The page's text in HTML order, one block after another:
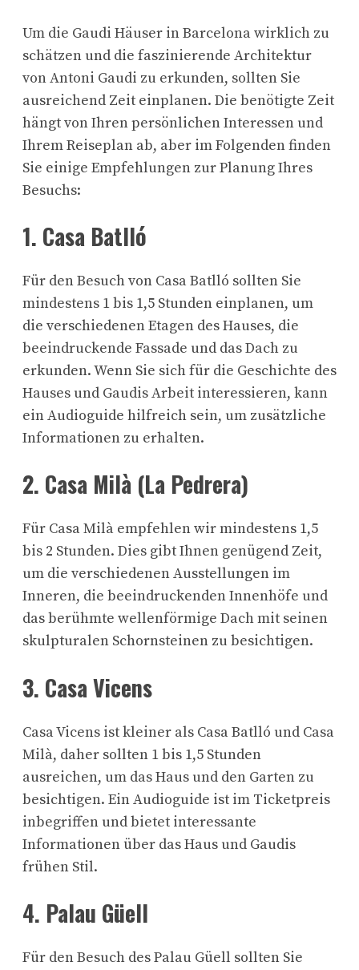
Um die Gaudi Häuser in Barcelona wirklich zu
schätzen und die faszinierende Architektur
von Antoni Gaudi zu erkunden, sollten Sie
ausreichend Zeit einplanen. Die benötigte Zeit
hängt von Ihren persönlichen Interessen und
Ihrem Reiseplan ab, aber im Folgenden finden
Sie einige Empfehlungen zur Planung Ihres
Besuchs:
1. Casa Batlló
Für den Besuch von Casa Batlló sollten Sie
mindestens 1 bis 1,5 Stunden einplanen, um
die verschiedenen Etagen des Hauses, die
beeindruckende Fassade und das Dach zu
erkunden. Wenn Sie sich für die Geschichte des
Hauses und Gaudis Arbeit interessieren, kann
ein Audioguide hilfreich sein, um zusätzliche
Informationen zu erhalten.
2. Casa Milà (La Pedrera)
Für Casa Milà empfehlen wir mindestens 1,5
bis 2 Stunden. Dies gibt Ihnen genügend Zeit,
um die verschiedenen Ausstellungen im
Inneren, die beeindruckenden Innenhöfe und
das berühmte wellenförmige Dach mit seinen
skulpturalen Schornsteinen zu besichtigen.
3. Casa Vicens
Casa Vicens ist kleiner als Casa Batlló und Casa
Milà, daher sollten 1 bis 1,5 Stunden
ausreichen, um das Haus und den Garten zu
besichtigen. Ein Audioguide ist im Ticketpreis
inbegriffen und bietet interessante
Informationen über das Haus und Gaudis
frühen Stil.
4. Palau Güell
Für den Besuch des Palau Güell sollten Sie